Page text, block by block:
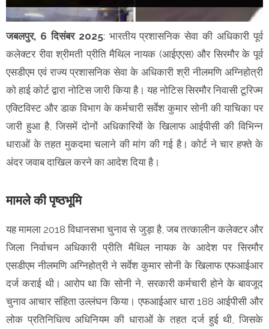
जबलपुर, 6 दिसंबर 2025: भारतीय प्रशासनिक सेवा की अधिकारी पूर्व
कलेक्टर रीवा श्रीमती प्रीति मैथिल नायक (आईएएस) और सिरमौर के पूर्व
एसडीएम एवं राज्य प्रशासनिक सेवा के अधिकारी श्री नीलमणि अग्निहोत्री
को हाई कोर्ट द्वारा नोटिस जारी किया है। यह नोटिस सिरमौर निवासी टूरिज्म
एक्टिविस्ट और डाक विभाग के कर्मचारी सर्वेश कुमार सोनी की याचिका पर
जारी हुआ है, जिसमें दोनों अधिकारियों के खिलाफ आईपीसी की विभिन्न
धाराओं के तहत मुकदमा चलाने की मांग की गई है। कोर्ट ने चार हफ्ते के
अंदर जवाब दाखिल करने का आदेश दिया है।
मामले की पृष्ठभूमि
यह मामला 2018 विधानसभा चुनाव से जुड़ा है, जब तत्कालीन कलेक्टर और
जिला निर्वाचन अधिकारी प्रीति मैथिल नायक के आदेश पर सिरमौर
एसडीएम नीलमणि अग्निहोत्री ने सर्वेश कुमार सोनी के खिलाफ एफआईआर
दर्ज कराई थी। आरोप था कि सोनी ने, सरकारी कर्मचारी होने के बावजूद
चुनाव आचार संहिता उल्लंघन किया। एफआईआर धारा 188 आईपीसी और
लोक प्रतिनिधित्व अधिनियम की धाराओं के तहत दर्ज हुई थी, जिसके